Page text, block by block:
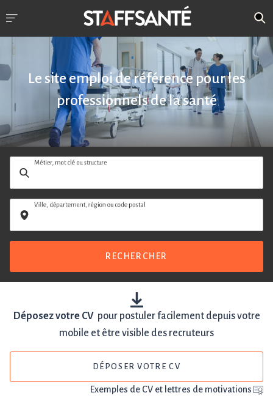
Le site emploi de référence pour les
professionnels de la santé
Métier, mot clé ou structure
Ville, département, région ou code postal
RECHERCHER
Déposez votre CVpour postuler facilement depuis votre
mobile et être visible des recruteurs
DÉPOSER VOTRE CV
Exemples de CV et lettres de motivations